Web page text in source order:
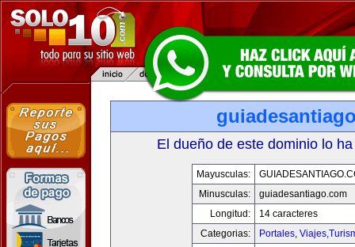
El dueño de este dominio lo
Mayusculas:
Minusculas:
guiadesantiago.com
Longitud:
14 caracteres
Categorias:
Portales,